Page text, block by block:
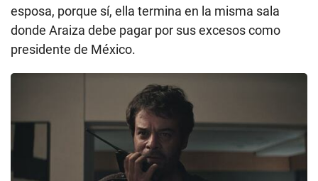
esposa, porque sí, ella termina en la misma sala
donde Araiza debe pagar por sus excesos como
presidente de México.